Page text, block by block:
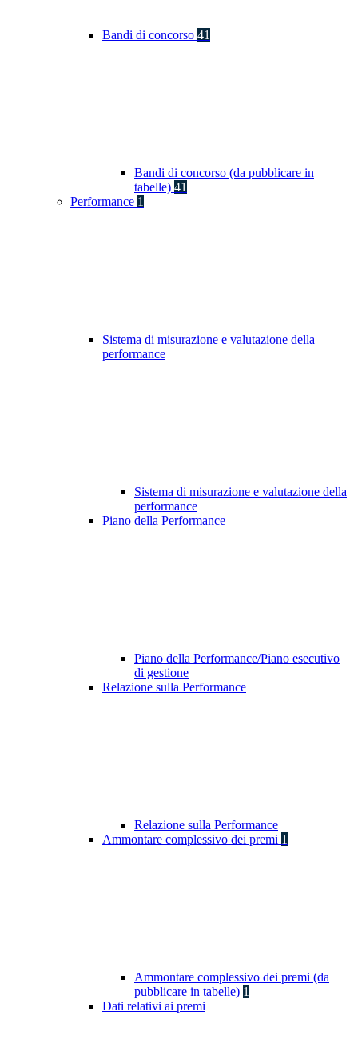
Bandi di concorso 41
Bandi di concorso (da pubblicare in
tabelle) 41
Performance 1
Sistema di misurazione e valutazione della
performance
Sistema di misurazione e valutazione della
performance
Piano della Performance
Piano della Performance/Piano esecutivo
di gestione
Relazione sulla Performance
Relazione sulla Performance
Ammontare complessivo dei premi 1
Ammontare complessivo dei premi (da
pubblicare in tabelle) 1
Dati relativi ai premi